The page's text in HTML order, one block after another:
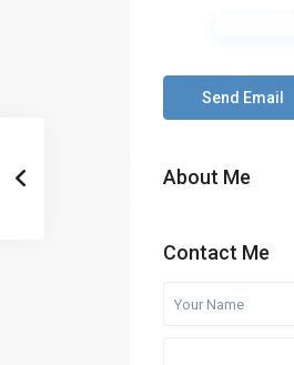
Send Email
About Me
Contact Me